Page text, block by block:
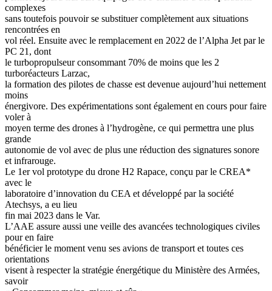
complexes
sans toutefois pouvoir se substituer complètement aux situations
rencontrées en
vol réel. Ensuite avec le remplacement en 2022 de l’Alpha Jet par le
PC 21, dont
le turbopropulseur consommant 70% de moins que les 2
turboréacteurs Larzac,
la formation des pilotes de chasse est devenue aujourd’hui nettement
moins
énergivore. Des expérimentations sont également en cours pour faire
voler à
moyen terme des drones à l’hydrogène, ce qui permettra une plus
grande
autonomie de vol avec de plus une réduction des signatures sonore
et infrarouge.
Le 1er vol prototype du drone H2 Rapace, conçu par le CREA*
avec le
laboratoire d’innovation du CEA et développé par la société
Atechsys, a eu lieu
fin mai 2023 dans le Var.
L’AAE assure aussi une veille des avancées technologiques civiles
pour en faire
bénéficier le moment venu ses avions de transport et toutes ces
orientations
visent à respecter la stratégie énergétique du Ministère des Armées,
savoir